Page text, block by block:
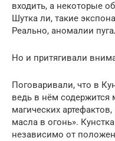
входить, а некоторые
Шутка ли, такие
Реально, аномалии
Но и притягивали
Поговаривали, что в
ведь в нём
магических
масла в огонь».
независимо от